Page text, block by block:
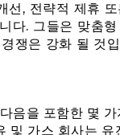
선, 전략적 제휴
다. 그들은 맞춤
쟁은 강화 될 것
음을 포함한 몇
및 가스 회사는